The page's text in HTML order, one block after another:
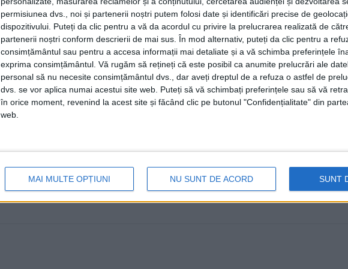
permisiunea dvs., noi și partenerii noștri putem folosi date și identificări precise de
dispozitivului. Puteți da clic pentru a vă da acordul cu privire la prelucrarea realizată de
partenerii noștri conform descrierii de mai sus. În mod alternativ, puteți da clic pentru a
consimțământul sau pentru a accesa informații mai detaliate și a vă schimba preferințele
exprima consimțământul. Vă rugăm să rețineți că este posibil ca anumite prelucrări ale
personal să nu necesite consimțământul dvs., dar aveți dreptul de a refuza o astfel de
dvs. se vor aplica numai acestui site web. Puteți să vă schimbați preferințele sau să vă
în orice moment, revenind la acest site și făcând clic pe butonul "Confidențialitate" din
web.
MAI MULTE OPȚIUNI NU SUNT DE ACORD SUNT
Suceava
9 IUNIE, 2026
Pe 13 iunie, începînd cu ora 09.00, la Colegiul Tehnic
concursului de titularizare, ...